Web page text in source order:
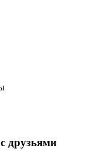
друзьями